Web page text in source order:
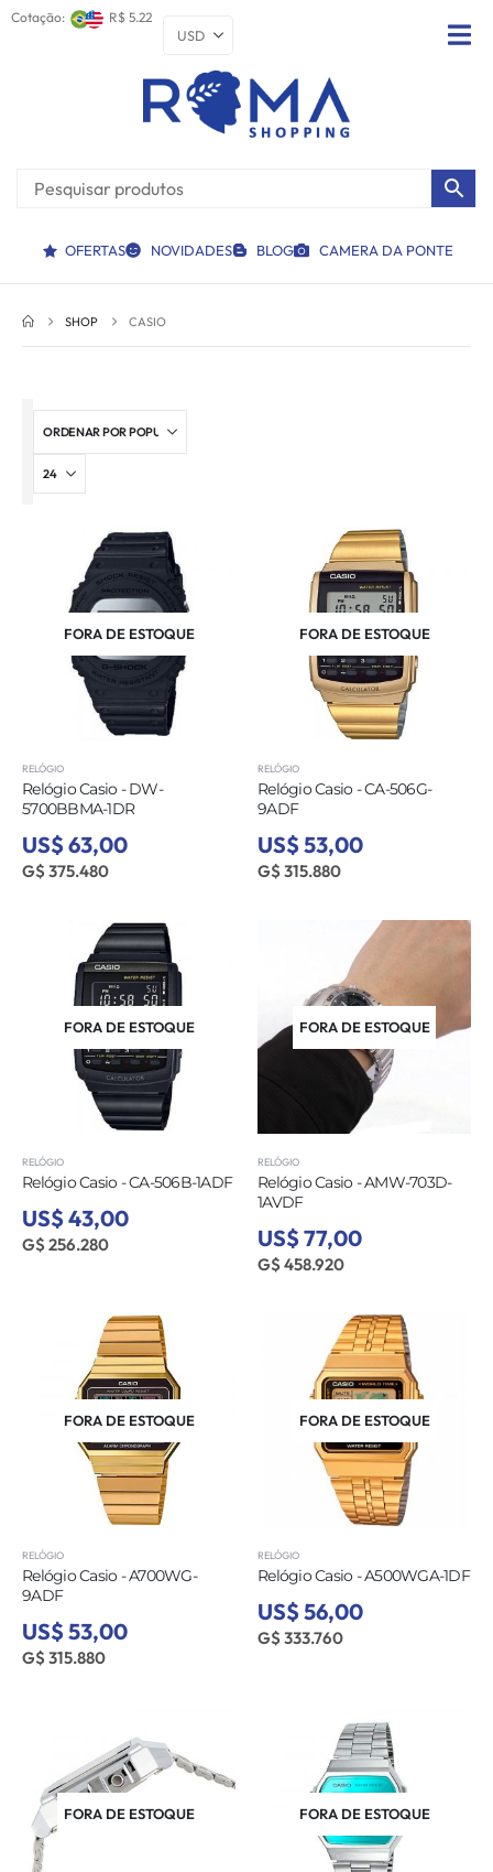
Cotação: R$ 5.22
OFERTAS NOVIDADES BLOG CAMERA DA PONTE
SHOP CASIO
FORA DE ESTOQUE
RELÓGIO
Relógio Casio - DW-
5700BBMA-1DR
US$ 63,00
G$ 375.480
FORA DE ESTOQUE
RELÓGIO
Relógio Casio - CA-506G-
9ADF
US$ 53,00
G$ 315.880
FORA DE ESTOQUE
RELÓGIO
Relógio Casio - CA-506B-1ADF
US$ 43,00
G$ 256.280
FORA DE ESTOQUE
RELÓGIO
Relógio Casio - AMW-703D-
1AVDF
US$ 77,00
G$ 458.920
FORA DE ESTOQUE
RELÓGIO
Relógio Casio - A700WG-
9ADF
US$ 53,00
G$ 315.880
FORA DE ESTOQUE
RELÓGIO
Relógio Casio - A500WGA-1DF
US$ 56,00
G$ 333.760
FORA DE ESTOQUE FORA DE ESTOQUE